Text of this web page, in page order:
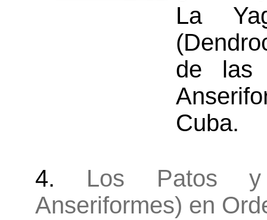
La
de las
Cuba.
4. Los Patos
Anseriformes) en